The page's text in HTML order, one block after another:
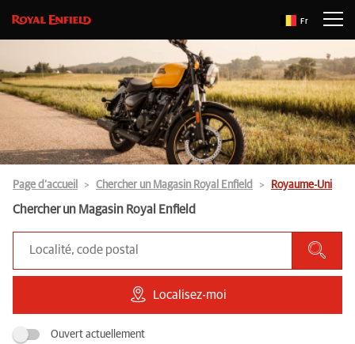
Fr
Page d’accueil Chercher un Magasin Royal Enfield Royaume-Uni
Chercher un Magasin Royal Enfield
Localisez-moi
Ouvert actuellement